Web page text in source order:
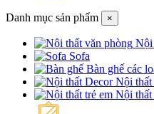
Danh mục sản phẩm ×
Nội
Sofa
Bàn ghế các
Nội
Nội thất